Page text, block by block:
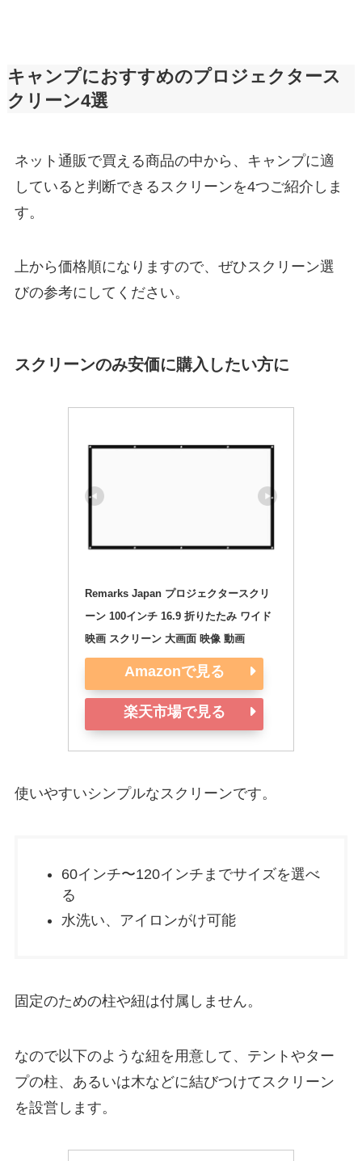
キャンプにおすすめのプロジェクタース
クリーン4選
ネット通販で買える商品の中から、キャンプに適
していると判断できるスクリーンを4つご紹介しま
す。
上から価格順になりますので、ぜひスクリーン選
びの参考にしてください。
スクリーンのみ安価に購入したい方に
Remarks Japan プロジェクタースクリ
ーン 100インチ 16.9 折りたたみ ワイド
映画 スクリーン 大画面 映像 動画
Amazonで見る
楽天市場で見る
使いやすいシンプルなスクリーンです。
60インチ〜120インチまでサイズを選べ
る
水洗い、アイロンがけ可能
固定のための柱や紐は付属しません。
なので以下のような紐を用意して、テントやター
プの柱、あるいは木などに結びつけてスクリーン
を設営します。